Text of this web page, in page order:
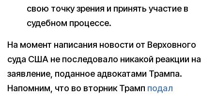
свою точку зрения и принять участие в
судебном процессе.
На момент написания новости от Верховного
суда США не последовало никакой реакции на
заявление, поданное адвокатами Трампа.
Напомним, что во вторник Трамп подал